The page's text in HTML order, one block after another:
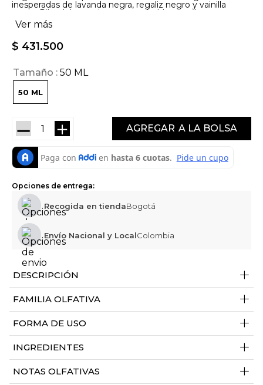
inesperadas de lavanda negra, regaliz negro y vainilla
negra. Pilar del emocionante y rebelde mundo nocturno
de las fragancias 212, este cautivador perfume asegura
que nunca pasarás desapercibido.
Ver más
$ 431.500
Tamaño 50 ML
50 ML
＋
－ AGREGAR
Opciones de entrega:
Recogida en tiendaBogotá
Envío Nacional y LocalColombia
DESCRIPCIÓN +
FAMILIA OLFATIVA +
FORMA DE USO +
INGREDIENTES +
NOTAS OLFATIVAS +